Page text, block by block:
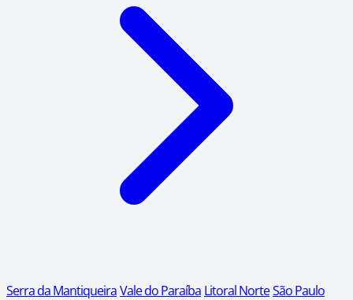
Serra da MantiqueiraVale do Paraíba Litoral NorteSão Paulo